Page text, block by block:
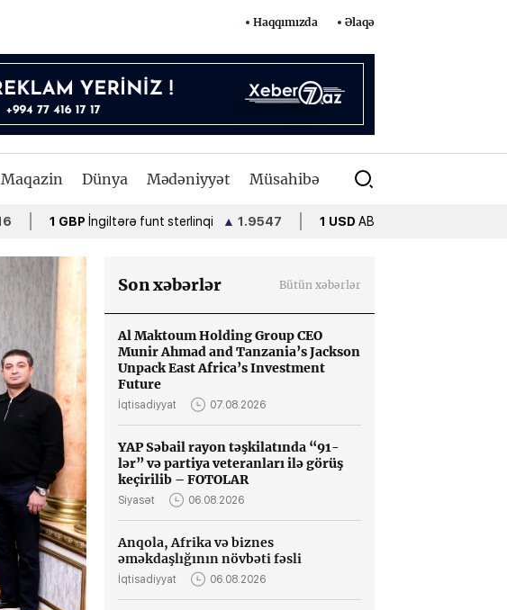
Haqqımızda Əlaqə
Maqazin Dünya Mədəniyyət Müsahibə
1 GBP İngiltərə funt sterlinqi ▲1.9547 1 USD ABŞ dolları
Son xəbərlər Bütün xəbərlər
Al Maktoum Holding Group CEO
Munir Ahmad and Tanzania’s Jackson
Unpack East Africa’s Investment
Future
İqtisadiyyat 07.08.2026
YAP Səbail rayon təşkilatında “91-
lər” və partiya veteranları ilə görüş
keçirilib – FOTOLAR
Siyasət 06.08.2026
Anqola, Afrika və biznes
əməkdaşlığının növbəti fəsli
İqtisadiyyat 06.08.2026